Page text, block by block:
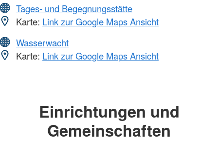
Tages- und Begegnungsstätte
Karte: Link zur Google Maps Ansicht
Wasserwacht
Karte: Link zur Google Maps Ansicht
Einrichtungen und
Gemeinschaften